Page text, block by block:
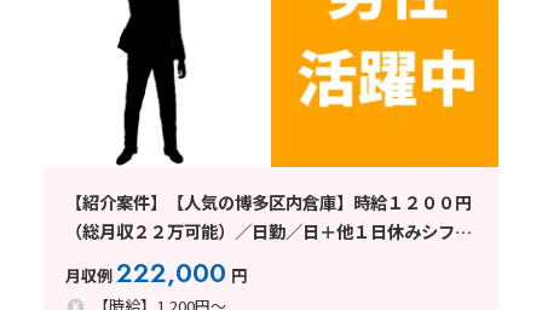
【紹介案件】【人気の博多区内倉庫】時給１２００円
（総月収２２万可能）／日勤／日＋他１日休みシフト
／未経験者活躍中
月収例222,000 円